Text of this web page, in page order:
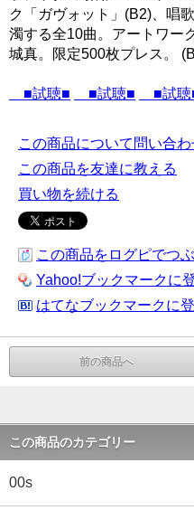
ク「ガヴォット」(B2)、唱
濁する全10曲。アートワー
城真。限定500枚プレス。
■試聴■ ■試聴■ ■試聴
この商品について問い合わ
この商品を友達に教える
買い物を続ける
この商品をログピでつぶ
Yahoo!ブックマークに
はてなブックマークに
前の商品へ
この商品のカテゴリー
00s